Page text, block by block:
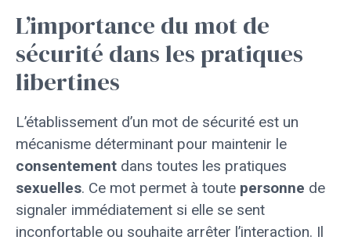
L’importance du mot de
sécurité dans les pratiques
libertines
L’établissement d’un mot de sécurité est un
mécanisme déterminant pour maintenir le
consentement dans toutes les pratiques
sexuelles. Ce mot permet à toute personne de
signaler immédiatement si elle se sent
inconfortable ou souhaite arrêter l’interaction. Il